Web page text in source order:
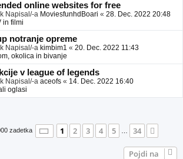
online websites for free
Napisal/-a MoviesfunhdBoari « 28. Dec. 2022 20:48
in filmi
notranje opreme
Napisal/-a kimbim1 « 20. Dec. 2022 11:43
okolica in bivanje
v league of legends
Napisal/-a aceofs « 14. Dec. 2022 16:40
oglasi
zadetka Stran 1od34
1 2 3 4 5 … 34
Pojdi na